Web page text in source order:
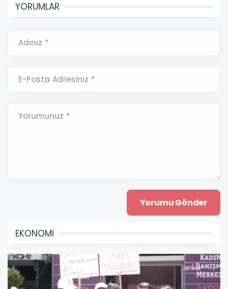
YORUMLAR
Adınız *
E-Posta Adresiniz *
Yorumunuz *
EKONOMİ